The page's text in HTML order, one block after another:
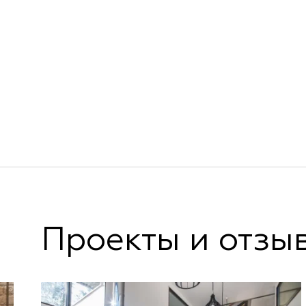
Проекты и